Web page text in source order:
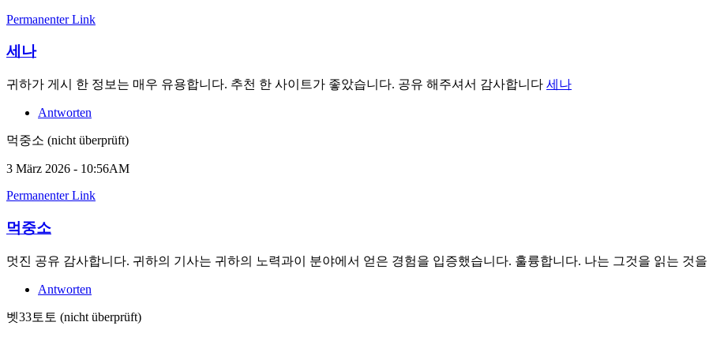
Permanenter Link
세나
귀하가 게시 한 정보는 매우 유용합니다. 추천 한 사이트가 좋았습니다. 공유 해주셔서 감사합니다 세나
Antworten
먹중소 (nicht überprüft)
3 März 2026 - 10:56AM
Permanenter Link
먹중소
멋진 공유 감사합니다. 귀하의 기사는 귀하의 노력과이 분야에서 얻은 경험을 입증했습니다. 훌륭합니다. 나는 그것을 읽는 것
Antworten
벳33토토 (nicht überprüft)